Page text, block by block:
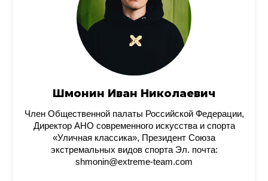
Шмонин Иван Николаевич
Член Общественной палаты Российской Федерации,
Директор АНО современного искусства и спорта
«Уличная классика», Президент Союза
экстремальных видов спорта Эл. почта:
shmonin@extreme-team.com